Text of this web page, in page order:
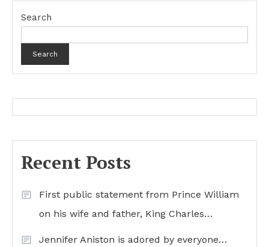
Search
Search
Recent Posts
First public statement from Prince William
on his wife and father, King Charles…
Jennifer Aniston is adored by everyone…